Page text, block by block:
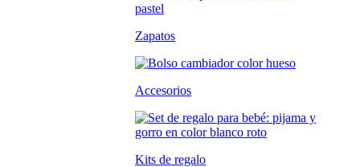
Zapatos
Accesorios
Kits de regalo